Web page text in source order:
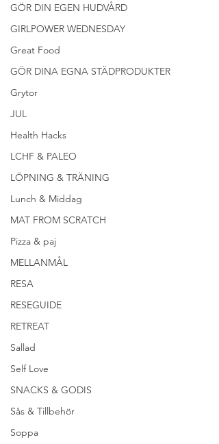
GÖR DIN EGEN HUDVÅRD
GIRLPOWER WEDNESDAY
Great Food
GÖR DINA EGNA STÄDPRODUKTER
Grytor
JUL
Health Hacks
LCHF & PALEO
LÖPNING & TRÄNING
Lunch & Middag
MAT FROM SCRATCH
Pizza & paj
MELLANMÅL
RESA
RESEGUIDE
RETREAT
Sallad
Self Love
SNACKS & GODIS
Sås & Tillbehör
Soppa